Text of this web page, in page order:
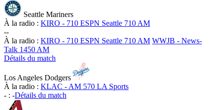
Seattle Mariners
À la radio : KIRO - 710 ESPN Seattle 710 AM
--
À la radio : KIRO - 710 ESPN Seattle 710 AM WWJB - News-
Talk 1450 AM
Détails du match
Los Angeles Dodgers
À la radio : KLAC - AM 570 LA Sports
- : -Détails du match